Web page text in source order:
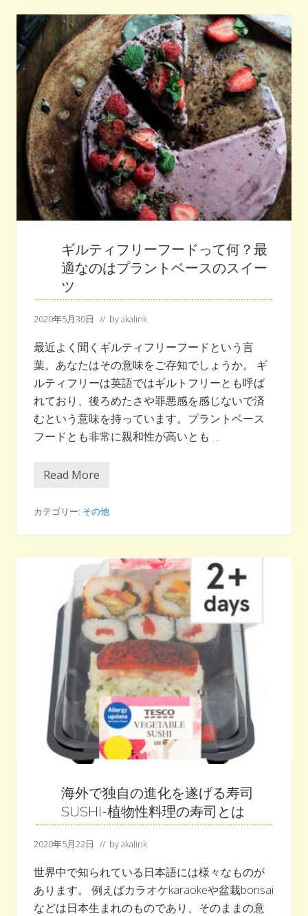
ミ
ー
ト
登
場
で
日
本
は
こ
う
変
わ
?
界
つ
の
シ
フ
ト
ギルティフリーフードって何？最
適なのはプラントベースのスイー
ツ
2020年5月30日 // byakalink
最近よく聞くギルティフリーフードという言
葉。あなたはその意味をご存知でしょうか。 ギ
ルティフリーは英語ではギルトフリーとも呼ば
れており、後ろめたさや罪悪感を感じないで済
むという意味を持っています。プラントベース
フードとも非常に親和性が高いとも …
ギ
ィ
リ
フ
ー
っ
て
何
？
最
適
の
は
ラ
ト
ベ
ー
ス
の
イ
ー
ツ
Read More
カテゴリー: その他
海外で独自の進化を遂げる寿司
SUSHI-植物性料理の寿司とは
2020年5月22日 // byakalink
世界中で知られている日本語には様々なものが
あります。 例えばカラオケkaraokeや盆栽bonsai
などは日本生まれのものであり、そのままの意